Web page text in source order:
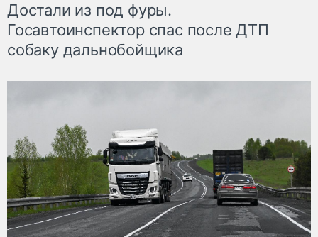
Достали из под фуры.
Госавтоинспектор спас после ДТП
собаку дальнобойщика